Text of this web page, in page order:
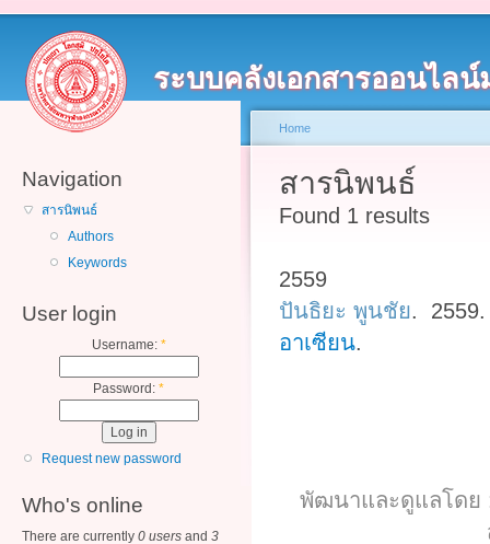
ระบบคลังเอกสารออนไล
Navigation
สารนิพนธ์
Authors
Keywords
User login
Username: *
Password: *
Request new password
Who's online
There are currently 0 users and 3
Home
สารนิพนธ์
Found 1 results
2559
ปันธิยะ พูนชัย.
อาเซียน.
พัฒนาและดูแลโดย